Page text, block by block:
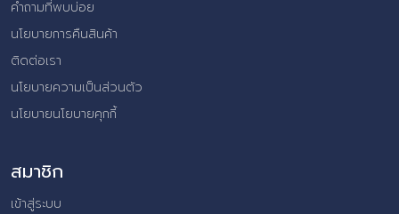
คำถามที่พบบ่อย
นโยบายการคืนสินค้า
ติดต่อเรา
นโยบายความเป็นส่วนตัว
นโยบายนโยบายคุกกี้
สมาชิก
เข้าสู่ระบบ